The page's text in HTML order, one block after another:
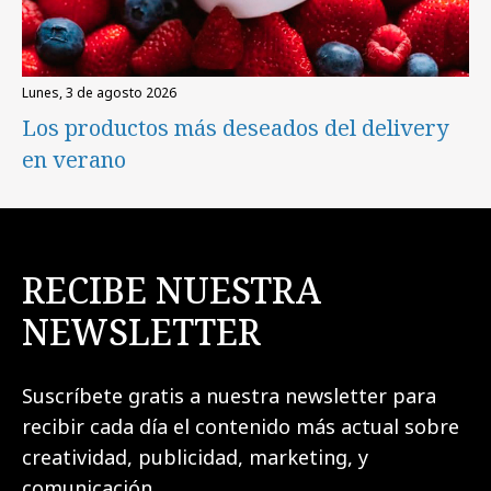
lunes, 3 de agosto 2026
Los productos más deseados del delivery
en verano
RECIBE NUESTRA
NEWSLETTER
Suscríbete gratis a nuestra newsletter para
recibir cada día el contenido más actual sobre
creatividad, publicidad, marketing, y